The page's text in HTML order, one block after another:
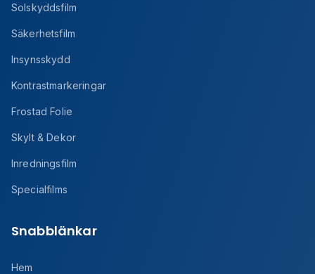
Solskyddsfilm
Säkerhetsfilm
Insynsskydd
Kontrastmarkeringar
Frostad Folie
Skylt & Dekor
Inredningsfilm
Specialfilms
Snabblänkar
Hem